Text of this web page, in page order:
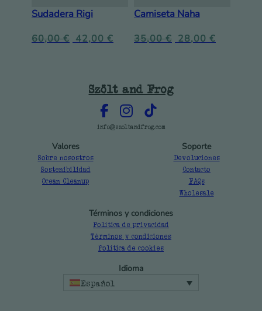
Sudadera Rigi
60,00€ 42,00 €
Camiseta Naha
35,00€ 28,00 €
Szölt and Frog
info@szoltandfrog.com
Valores
Sobre nosostros
Sostenibilidad
Ocean Cleanup
Soporte
Devoluciones
Contacto
FAQs
Wholesale
Términos y condiciones
Política de privacidad
Términos y condiciones
Política de cookies
Idioma
Español